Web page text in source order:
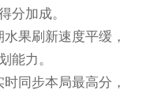
分加成。
果刷新速度平缓，
能力。
同步本局最高分，